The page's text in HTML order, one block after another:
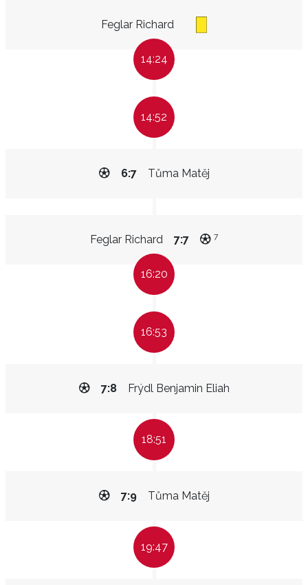
Feglar Richard
14:24
14:52
Tůma Matěj
6:7
Feglar Richard 7:7 7
16:20
16:53
Frýdl Benjamin Eliah
7:8
18:51
Tůma Matěj
7:9
19:47